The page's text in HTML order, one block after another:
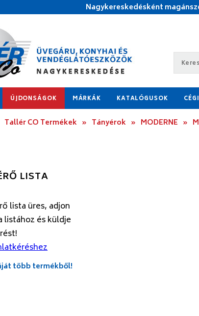
Nagykereskedésként
ÚJDONSÁGOK MÁRKÁK KATALÓGUSOK
Tallér CO Termékek » Tányérok » MODERNE »
LISTA
lista üres, adjon
listához és küldje
több termékből!